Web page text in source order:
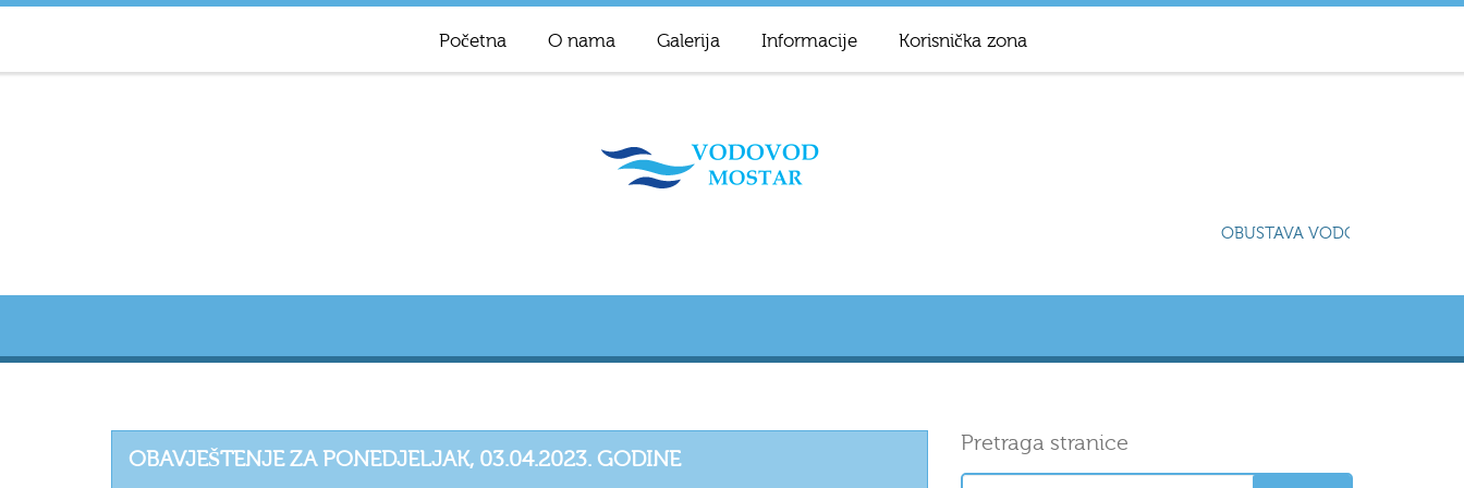
Početna O nama Galerija Informacije Korisnička zona
OBUSTAVA
OBAVJEŠTENJE ZA PONEDJELJAK, 03.04.2023. GODINE
Pretraga stranice